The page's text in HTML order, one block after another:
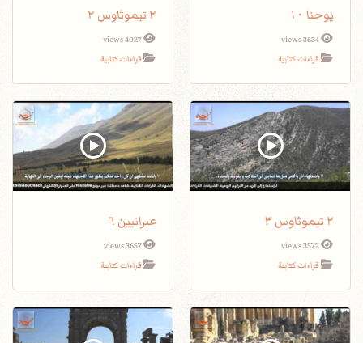
يوحنا ١٠
3634 views
قراءات كتابية
٢ تيموثاوس ٢
4027 views
قراءات كتابية
٢ تيموثاوس ٣
3572 views
قراءات كتابية
عبرانيين ٦
3657 views
قراءات كتابية